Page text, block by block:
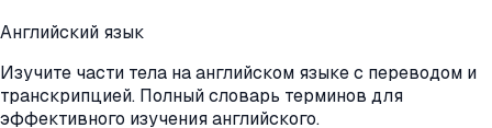
Английский язык
Изучите части тела на английском языке с переводом и
транскрипцией. Полный словарь терминов для
эффективного изучения английского.